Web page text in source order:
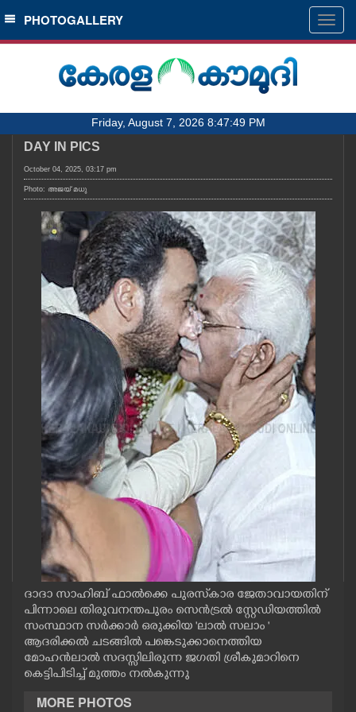
SECTIONS
HOME
NOTIFIED NEWS
KERALA
LOCAL
OBITUARY
NEWS 360
CASE DIARY
CINEMA
OPINION
PHOTOS
LIFESTYLE
SPIRITUAL
INFO+
PHOTOGALLERY
Friday, August 7, 2026 8:47:49 PM
DAY IN PICS
October 04, 2025, 03:17 pm
Photo: അജയ് മധു
ദാദാ സാഹിബ്‌ ഫാൽക്കെ പുരസ്‌കാര ജേതാവായതിന്
പിന്നാലെ തിരുവനന്തപുരം സെൻട്രൽ സ്റ്റേഡിയത്തിൽ
സംസ്ഥാന സർക്കാർ ഒരുക്കിയ 'ലാൽ സലാം '
ആദരിക്കൽ ചടങ്ങിൽ പങ്കെടുക്കാനെത്തിയ
മോഹൻലാൽ സദസ്സിലിരുന്ന ജഗതി ശ്രീകുമാറിനെ
കെട്ടിപിടിച്ച് മുത്തം നൽകുന്നു
MORE PHOTOS